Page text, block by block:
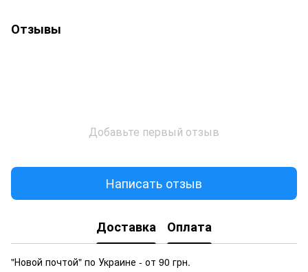
Отзывы
Добавьте первый отзыв
Написать отзыв
Доставка Оплата
"Новой почтой" по Украине - от 90 грн.